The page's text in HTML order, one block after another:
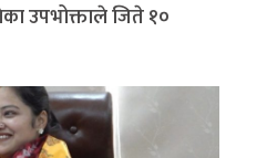
उपभोक्ताले जिते १०